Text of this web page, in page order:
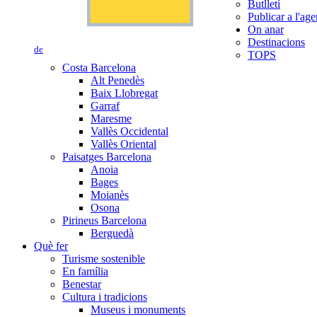
de
Butlletí
Publicar a
On anar
Destinacions
TOPS
Costa Barcelona
Alt Penedès
Baix Llobregat
Garraf
Maresme
Vallès Occidental
Vallès Oriental
Paisatges Barcelona
Anoia
Bages
Moianès
Osona
Pirineus Barcelona
Berguedà
Què fer
Turisme sostenible
En família
Benestar
Cultura i tradicions
Museus i monuments